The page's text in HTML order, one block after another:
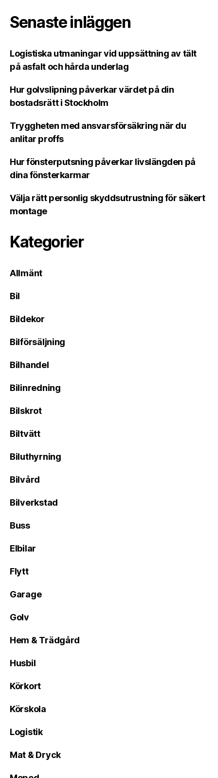
Senaste inläggen
Logistiska utmaningar vid uppsättning av tält
på asfalt och hårda underlag
Hur golvslipning påverkar värdet på din
bostadsrätt i Stockholm
Tryggheten med ansvarsförsäkring när du
anlitar proffs
Hur fönsterputsning påverkar livslängden på
dina fönsterkarmar
Välja rätt personlig skyddsutrustning för säkert
montage
Kategorier
Allmänt
Bil
Bildekor
Bilförsäljning
Bilhandel
Bilinredning
Bilskrot
Biltvätt
Biluthyrning
Bilvård
Bilverkstad
Buss
Elbilar
Flytt
Garage
Golv
Hem & Trädgård
Husbil
Körkort
Körskola
Logistik
Mat & Dryck